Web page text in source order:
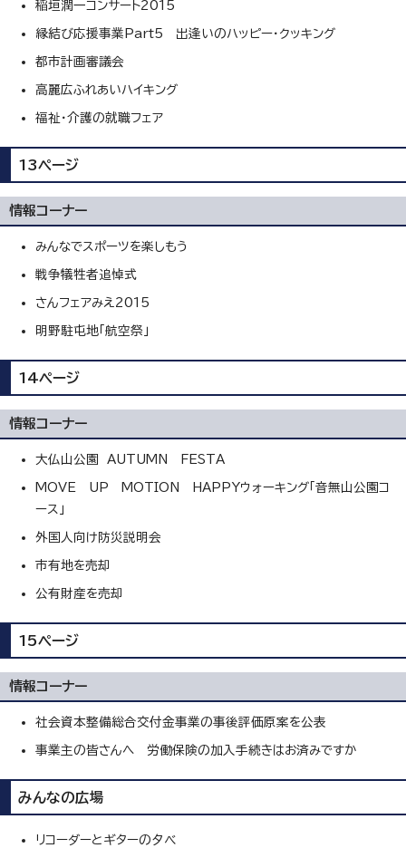
稲垣潤一コンサート2015
縁結び応援事業Part5 出逢いのハッピー・クッキング
都市計画審議会
高麗広ふれあいハイキング
福祉・介護の就職フェア
13ページ
情報コーナー
みんなでスポーツを楽しもう
戦争犠牲者追悼式
さんフェアみえ2015
明野駐屯地「航空祭」
14ページ
情報コーナー
大仏山公園 AUTUMN FESTA
MOVE UP MOTION HAPPYウォーキング「音無山公園コ
ース」
外国人向け防災説明会
市有地を売却
公有財産を売却
15ページ
情報コーナー
社会資本整備総合交付金事業の事後評価原案を公表
事業主の皆さんへ 労働保険の加入手続きはお済みですか
みんなの広場
リコーダーとギターの夕べ